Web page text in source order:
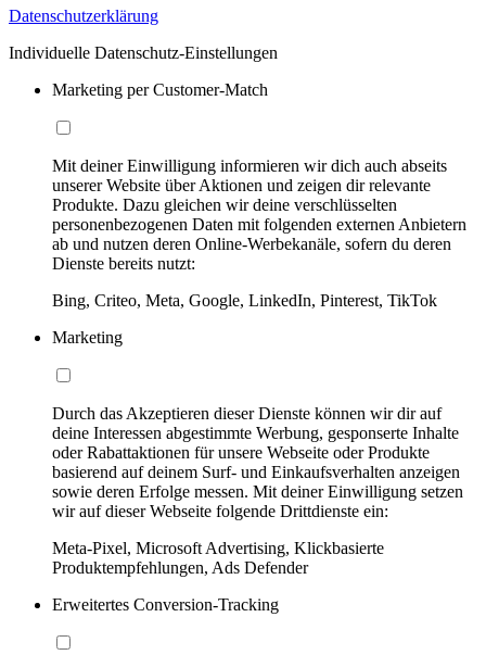
Datenschutzerklärung
Individuelle Datenschutz-Einstellungen
Marketing per Customer-Match
Mit deiner Einwilligung informieren wir dich auch abseits
unserer Website über Aktionen und zeigen dir relevante
Produkte. Dazu gleichen wir deine verschlüsselten
personenbezogenen Daten mit folgenden externen Anbietern
ab und nutzen deren Online-Werbekanäle, sofern du deren
Dienste bereits nutzt:
Bing, Criteo, Meta, Google, LinkedIn, Pinterest, TikTok
Marketing
Durch das Akzeptieren dieser Dienste können wir dir auf
deine Interessen abgestimmte Werbung, gesponserte Inhalte
oder Rabattaktionen für unsere Webseite oder Produkte
basierend auf deinem Surf- und Einkaufsverhalten anzeigen
sowie deren Erfolge messen. Mit deiner Einwilligung setzen
wir auf dieser Webseite folgende Drittdienste ein:
Meta-Pixel, Microsoft Advertising, Klickbasierte
Produktempfehlungen, Ads Defender
Erweitertes Conversion-Tracking